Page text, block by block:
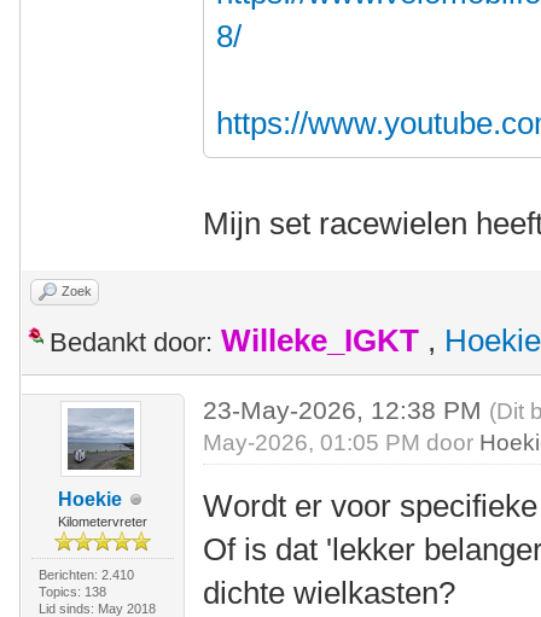
8/
https://
Mijn set racewielen
Zoek
Bedankt door: Willeke_IGKT , Hoekie
Hoekie
Kilometervreter
Berichten: 2.410
Topics: 138
Lid sinds: May 2018
23-May-2026, 12:38 PM (Dit
May-2026, 01:05 PM door
Wordt er voor
Of is dat 'lekker
dichte wielkasten?